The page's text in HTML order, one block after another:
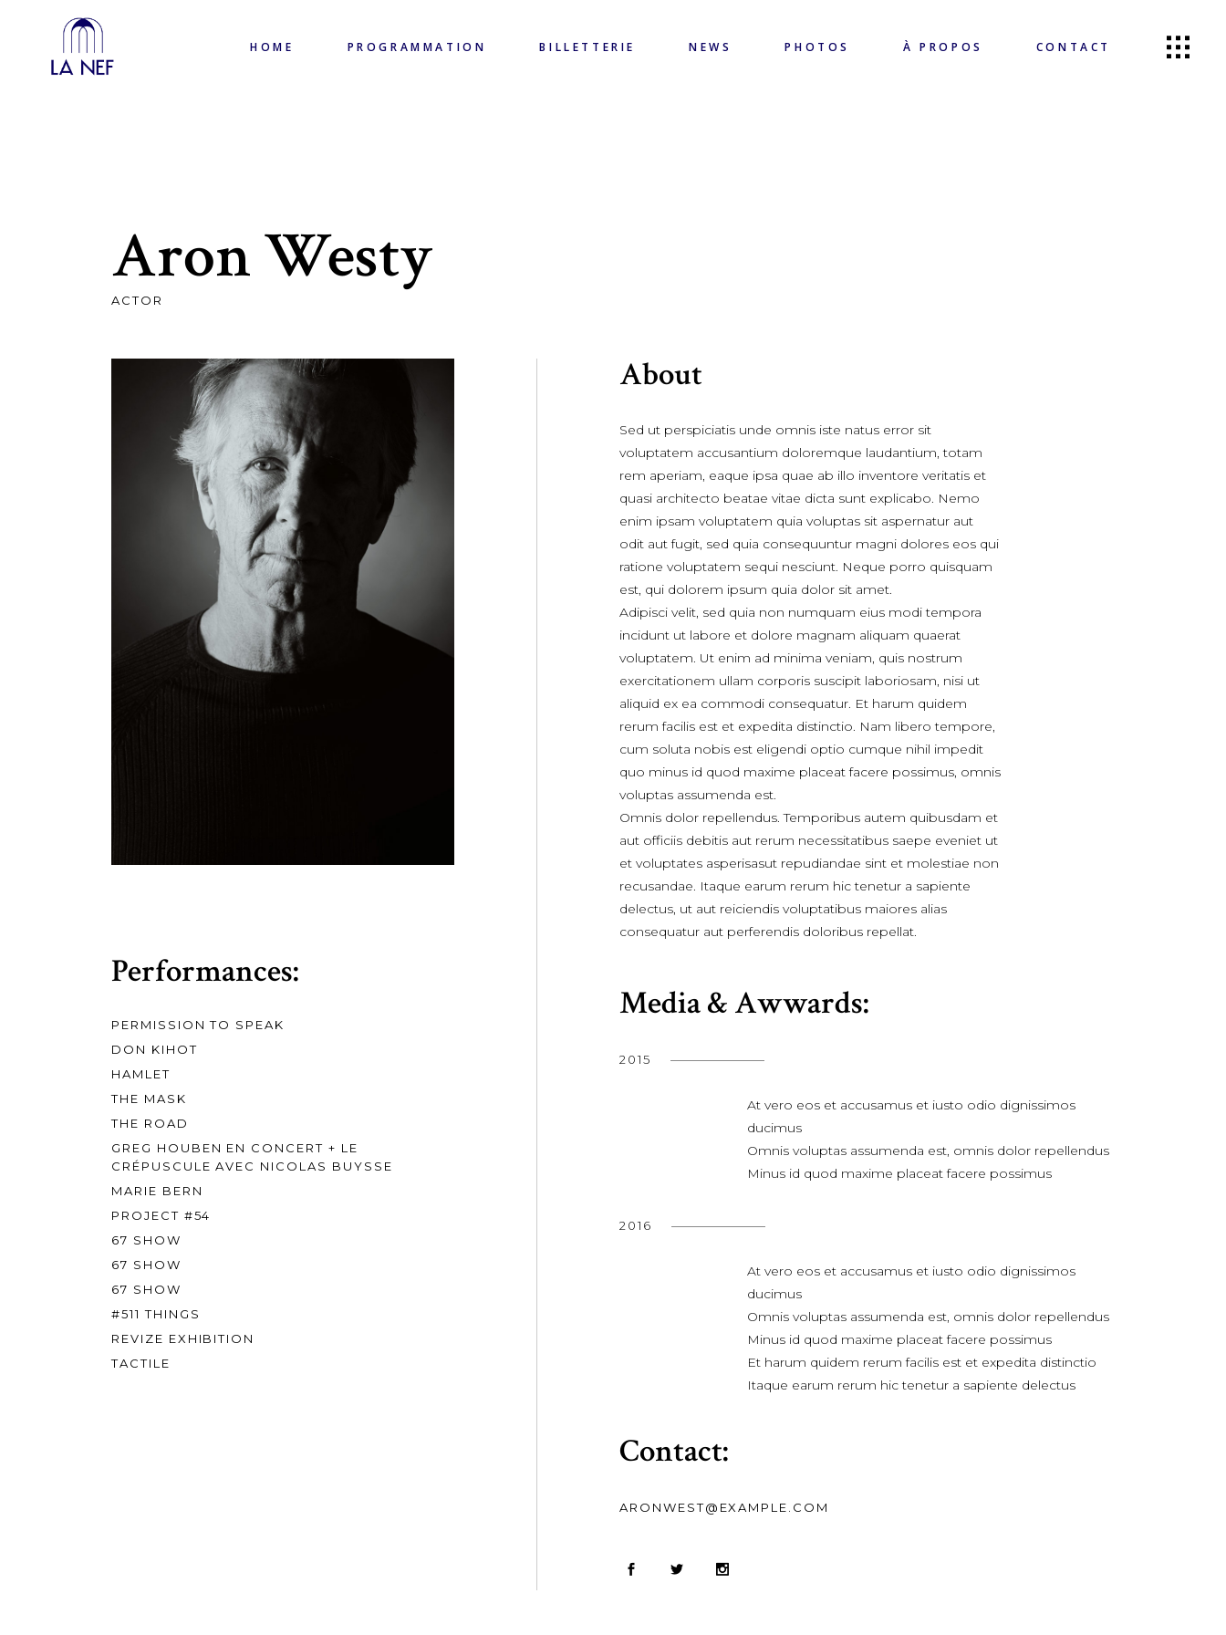
HOME PROGRAMMATION BILLETTERIE NEWS PHOTOS À PROPOS CONTACT
Aron Westy
ACTOR
Performances:
PERMISSION TO SPEAK
DON KIHOT
HAMLET
THE MASK
THE ROAD
GREG HOUBEN EN CONCERT + LE
CRÉPUSCULE AVEC NICOLAS BUYSSE
MARIE BERN
PROJECT #54
67 SHOW
67 SHOW
67 SHOW
#511 THINGS
REVIZE EXHIBITION
TACTILE
About
Sed ut perspiciatis unde omnis iste natus error sit
voluptatem accusantium doloremque laudantium, totam
rem aperiam, eaque ipsa quae ab illo inventore veritatis et
quasi architecto beatae vitae dicta sunt explicabo. Nemo
enim ipsam voluptatem quia voluptas sit aspernatur aut
odit aut fugit, sed quia consequuntur magni dolores eos qui
ratione voluptatem sequi nesciunt. Neque porro quisquam
est, qui dolorem ipsum quia dolor sit amet.
Adipisci velit, sed quia non numquam eius modi tempora
incidunt ut labore et dolore magnam aliquam quaerat
voluptatem. Ut enim ad minima veniam, quis nostrum
exercitationem ullam corporis suscipit laboriosam, nisi ut
aliquid ex ea commodi consequatur. Et harum quidem
rerum facilis est et expedita distinctio. Nam libero tempore,
cum soluta nobis est eligendi optio cumque nihil impedit
quo minus id quod maxime placeat facere possimus, omnis
voluptas assumenda est.
Omnis dolor repellendus. Temporibus autem quibusdam et
aut officiis debitis aut rerum necessitatibus saepe eveniet ut
et voluptates asperisasut repudiandae sint et molestiae non
recusandae. Itaque earum rerum hic tenetur a sapiente
delectus, ut aut reiciendis voluptatibus maiores alias
consequatur aut perferendis doloribus repellat.
Media & Awwards:
2015
At vero eos et accusamus et iusto odio dignissimos
ducimus
Omnis voluptas assumenda est, omnis dolor repellendus
Minus id quod maxime placeat facere possimus
2016
At vero eos et accusamus et iusto odio dignissimos
ducimus
Omnis voluptas assumenda est, omnis dolor repellendus
Minus id quod maxime placeat facere possimus
Et harum quidem rerum facilis est et expedita distinctio
Itaque earum rerum hic tenetur a sapiente delectus
Contact:
ARONWEST@EXAMPLE.COM